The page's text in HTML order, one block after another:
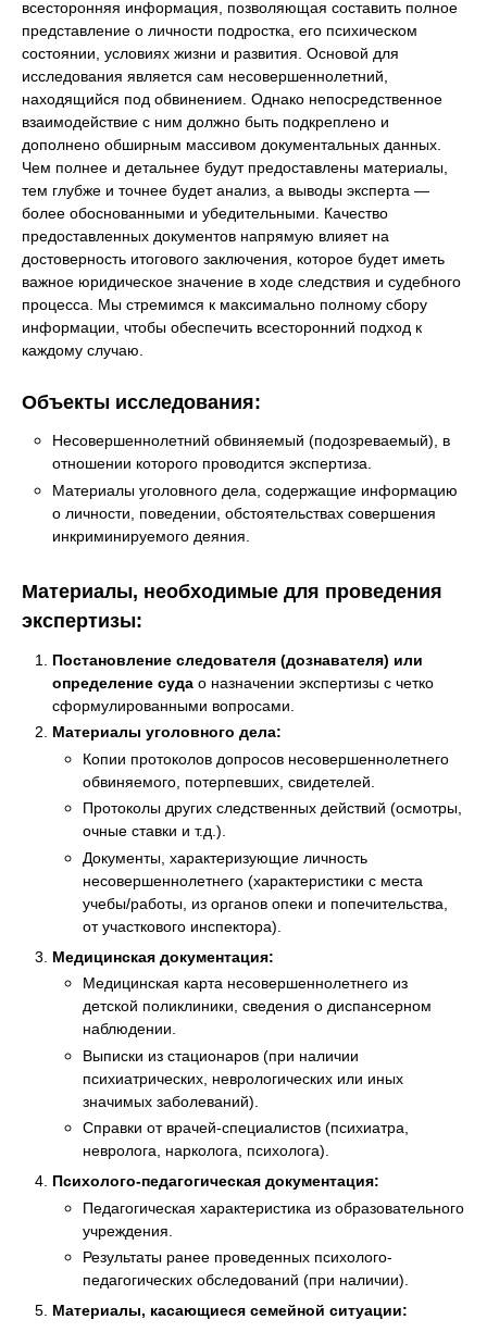
всесторонняя информация, позволяющая составить полное
представление о личности подростка, его психическом
состоянии, условиях жизни и развития. Основой для
исследования является сам несовершеннолетний,
находящийся под обвинением. Однако непосредственное
взаимодействие с ним должно быть подкреплено и
дополнено обширным массивом документальных данных.
Чем полнее и детальнее будут предоставлены материалы,
тем глубже и точнее будет анализ, а выводы эксперта —
более обоснованными и убедительными. Качество
предоставленных документов напрямую влияет на
достоверность итогового заключения, которое будет иметь
важное юридическое значение в ходе следствия и судебного
процесса. Мы стремимся к максимально полному сбору
информации, чтобы обеспечить всесторонний подход к
каждому случаю.
Объекты исследования:
Несовершеннолетний обвиняемый (подозреваемый), в
отношении которого проводится экспертиза.
Материалы уголовного дела, содержащие информацию
о личности, поведении, обстоятельствах совершения
инкриминируемого деяния.
Материалы, необходимые для проведения
экспертизы:
Постановление следователя (дознавателя) или
определение суда о назначении экспертизы с четко
сформулированными вопросами.
Материалы уголовного дела:
Копии протоколов допросов несовершеннолетнего
обвиняемого, потерпевших, свидетелей.
Протоколы других следственных действий (осмотры,
очные ставки и т.д.).
Документы, характеризующие личность
несовершеннолетнего (характеристики с места
учебы/работы, из органов опеки и попечительства,
от участкового инспектора).
Медицинская документация:
Медицинская карта несовершеннолетнего из
детской поликлиники, сведения о диспансерном
наблюдении.
Выписки из стационаров (при наличии
психиатрических, неврологических или иных
значимых заболеваний).
Справки от врачей-специалистов (психиатра,
невролога, нарколога, психолога).
Психолого-педагогическая документация:
Педагогическая характеристика из образовательного
учреждения.
Результаты ранее проведенных психолого-
педагогических обследований (при наличии).
Материалы, касающиеся семейной ситуации: